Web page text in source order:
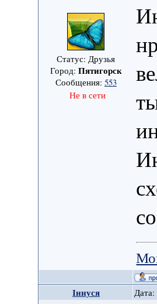
Статус: Друзья
Город: Пятигорск
Сообщения: 553
Не в сети
Іннуся Дата: